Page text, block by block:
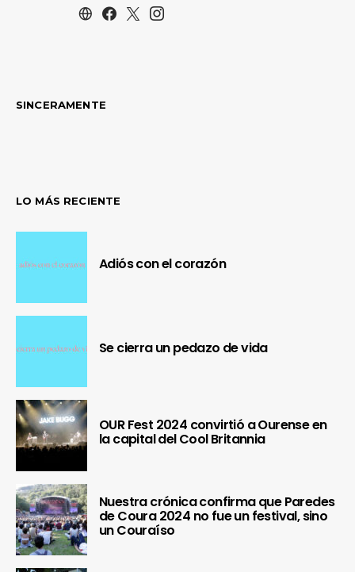
SINCERAMENTE
LO MÁS RECIENTE
Adiós con el corazón
Se cierra un pedazo de vida
OUR Fest 2024 convirtió a Ourense en
la capital del Cool Britannia
Nuestra crónica confirma que Paredes
de Coura 2024 no fue un festival, sino
un Couraíso